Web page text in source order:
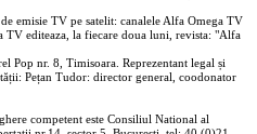
emisie TV pe satelit: canalele Alfa Omega TV
editeaza, la fiecare doua luni, revista: "Alfa
Pop nr. 8, Timisoara. Reprezentant legal și
Pețan Tudor: director general, coodonator
competent este Consiliul National al